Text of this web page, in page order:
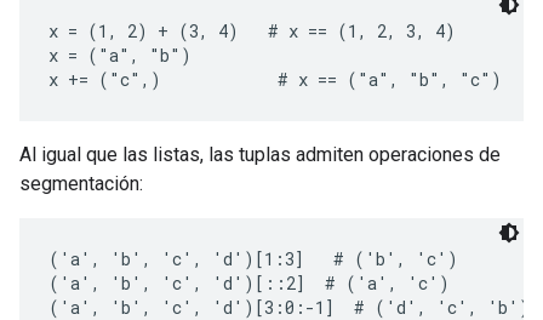
x = (1, 2) + (3, 4)   # x == (1, 2, 3, 4)
x = ("a", "b")
x += ("c",)            # x == ("a", "b", "c")
Al igual que las listas, las tuplas admiten operaciones de
segmentación:
('a', 'b', 'c', 'd')[1:3]   # ('b', 'c')
('a', 'b', 'c', 'd')[::2]  # ('a', 'c')
('a', 'b', 'c', 'd')[3:0:-1]  # ('d', 'c', 'b')